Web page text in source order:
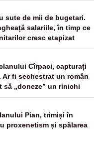
sute de mii de bugetari.
salariile, în timp ce
cresc etapizat
Cîrpaci, capturați
Ar fi sechestrat un român
să „doneze” un rinichi
Pian, trimiși în
proxenetism și spălarea